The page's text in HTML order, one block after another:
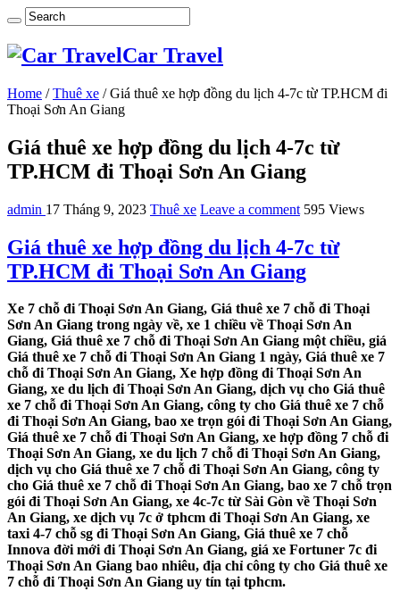
Car Travel
Home / Thuê xe / Giá thuê xe hợp đồng du lịch 4-7c từ TP.HCM đi
Thoại Sơn An Giang
Giá thuê xe hợp đồng du lịch 4-7c từ
TP.HCM đi Thoại Sơn An Giang
admin 17 Tháng 9, 2023 Thuê xe Leave a comment 595 Views
Giá thuê xe hợp đồng du lịch 4-7c từ
TP.HCM đi Thoại Sơn An Giang
Xe 7 chỗ đi Thoại Sơn An Giang, Giá thuê xe 7 chỗ đi Thoại
Sơn An Giang trong ngày về, xe 1 chiều về Thoại Sơn An
Giang, Giá thuê xe 7 chỗ đi Thoại Sơn An Giang một chiều, giá
Giá thuê xe 7 chỗ đi Thoại Sơn An Giang 1 ngày, Giá thuê xe 7
chỗ đi Thoại Sơn An Giang, Xe hợp đồng đi Thoại Sơn An
Giang, xe du lịch đi Thoại Sơn An Giang, dịch vụ cho Giá thuê
xe 7 chỗ đi Thoại Sơn An Giang, công ty cho Giá thuê xe 7 chỗ
đi Thoại Sơn An Giang, bao xe trọn gói đi Thoại Sơn An Giang,
Giá thuê xe 7 chỗ đi Thoại Sơn An Giang, xe hợp đồng 7 chỗ đi
Thoại Sơn An Giang, xe du lịch 7 chỗ đi Thoại Sơn An Giang,
dịch vụ cho Giá thuê xe 7 chỗ đi Thoại Sơn An Giang, công ty
cho Giá thuê xe 7 chỗ đi Thoại Sơn An Giang, bao xe 7 chỗ trọn
gói đi Thoại Sơn An Giang, xe 4c-7c từ Sài Gòn về Thoại Sơn
An Giang, xe dịch vụ 7c ở tphcm đi Thoại Sơn An Giang, xe
taxi 4-7 chỗ sg đi Thoại Sơn An Giang, Giá thuê xe 7 chỗ
Innova đời mới đi Thoại Sơn An Giang, giá xe Fortuner 7c đi
Thoại Sơn An Giang bao nhiêu, địa chỉ công ty cho Giá thuê xe
7 chỗ đi Thoại Sơn An Giang uy tín tại tphcm.